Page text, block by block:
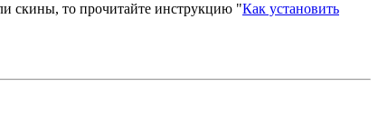
скины, то прочитайте инструкцию "Как установить